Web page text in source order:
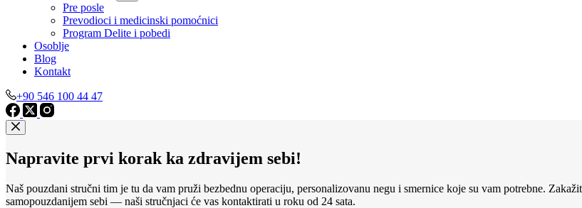
Pre posle
Prevodioci i medicinski pomoćnici
Program Delite i pobedi
Osoblje
Blog
Kontakt
+90 546 100 44 47
Napravite prvi korak ka zdravijem sebi!
Naš pouzdani stručni tim je tu da vam pruži bezbednu operaciju, personalizovanu negu i smernice koje su vam potrebne.
samopouzdanijem sebi — naši stručnjaci će vas kontaktirati u roku od 24 sata.